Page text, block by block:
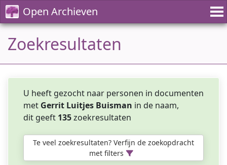
Open Archieven
Zoekresultaten
U heeft gezocht naar personen in documenten
met Gerrit Luitjes Buisman in de naam,
dit geeft 135zoekresultaten
Te veel zoekresultaten? Verfijn de zoekopdracht
met filters